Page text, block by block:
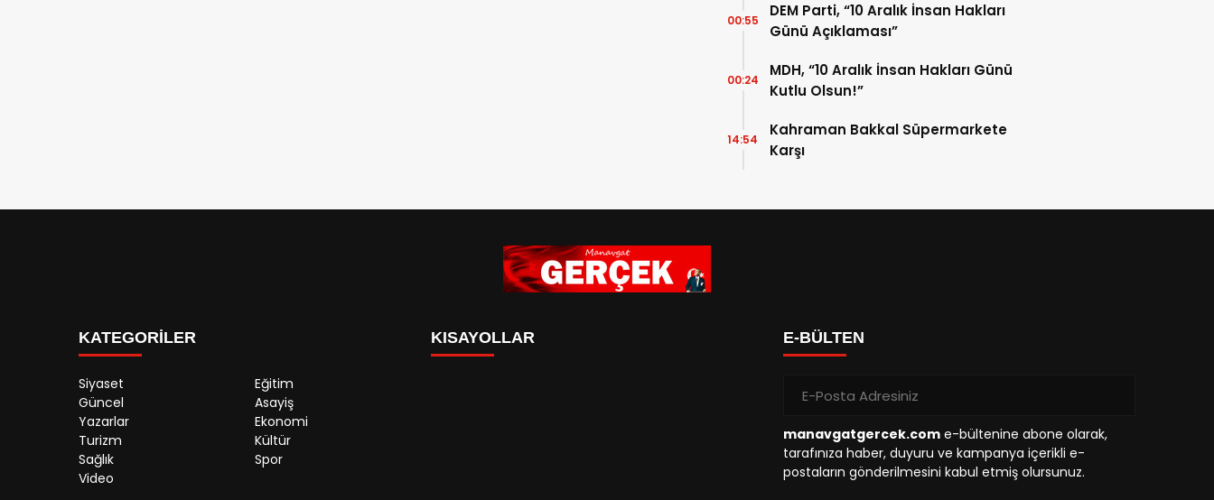
DEM Parti, “10 Aralık İnsan Hakları
Günü Açıklaması”
00:55
MDH, “10 Aralık İnsan Hakları Günü
Kutlu Olsun!”
00:24
Kahraman Bakkal Süpermarkete
Karşı
14:54
KATEGORİLER
Siyaset
Eğitim
Güncel
Asayiş
Yazarlar
Ekonomi
Turizm
Kültür
Sağlık
Spor
Video
KISAYOLLAR E-BÜLTEN
manavgatgercek.com e-bültenine abone olarak,
tarafınıza haber, duyuru ve kampanya içerikli e-
postaların gönderilmesini kabul etmiş olursunuz.